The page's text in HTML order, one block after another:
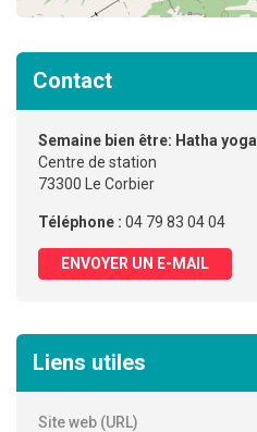
Contact
Semaine bien être: Hatha yoga
Centre de station
73300 Le Corbier
Téléphone : 04 79 83 04 04
ENVOYER UN E-MAIL
Liens utiles
Site web (URL)